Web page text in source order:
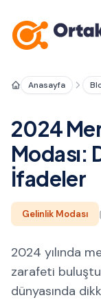
Anasayfa
2024
Modası:
İfadeler
Gelinlik Modası
2024 yılında
zarafeti
dünyasında